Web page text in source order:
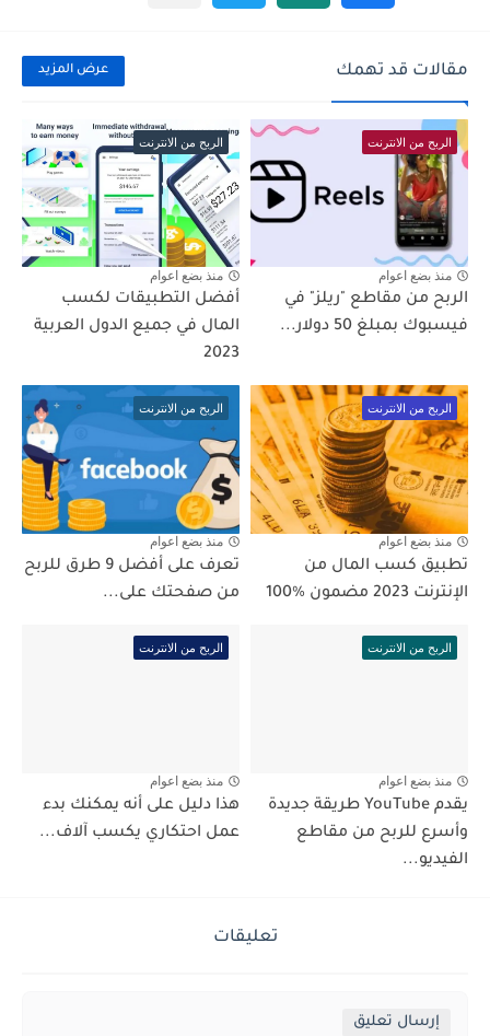
مقالات قد تهمك عرض المزيد
الربح من الانترنت
منذ بضع اعوام
الربح من مقاطع "ريلز" في
فيسبوك بمبلغ 50 دولار...
الربح من الانترنت
منذ بضع اعوام
أفضل التطبيقات لكسب
المال في جميع الدول العربية
2023
الربح من الانترنت
منذ بضع اعوام
تطبيق كسب المال من
الإنترنت 2023 مضمون %100
الربح من الانترنت
منذ بضع اعوام
تعرف على أفضل 9 طرق للربح
من صفحتك على...
الربح من الانترنت
منذ بضع اعوام
يقدم YouTube طريقة جديدة
وأسرع للربح من مقاطع
الفيديو...
الربح من الانترنت
منذ بضع اعوام
هذا دليل على أنه يمكنك بدء
عمل احتكاري يكسب آلاف...
تعليقات
إرسال تعليق